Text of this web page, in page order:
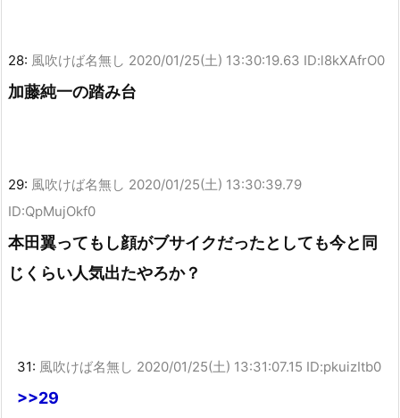
28: 風吹けば名無し 2020/01/25(土) 13:30:19.63 ID:l8kXAfrO0
加藤純一の踏み台
29: 風吹けば名無し 2020/01/25(土) 13:30:39.79
ID:QpMujOkf0
本田翼ってもし顔がブサイクだったとしても今と同
じくらい人気出たやろか？
31: 風吹けば名無し 2020/01/25(土) 13:31:07.15 ID:pkuizItb0
>>29